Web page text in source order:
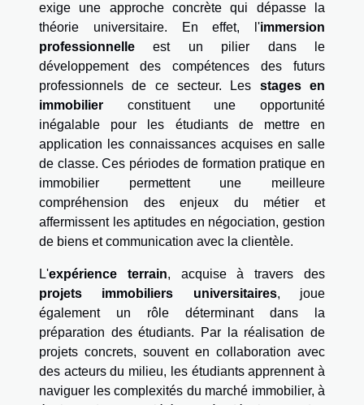
exige une approche concrète qui dépasse la
théorie universitaire. En effet, l'immersion
professionnelle est un pilier dans le
développement des compétences des futurs
professionnels de ce secteur. Les stages en
immobilier constituent une opportunité
inégalable pour les étudiants de mettre en
application les connaissances acquises en salle
de classe. Ces périodes de formation pratique en
immobilier permettent une meilleure
compréhension des enjeux du métier et
affermissent les aptitudes en négociation, gestion
de biens et communication avec la clientèle.
L'expérience terrain, acquise à travers des
projets immobiliers universitaires, joue
également un rôle déterminant dans la
préparation des étudiants. Par la réalisation de
projets concrets, souvent en collaboration avec
des acteurs du milieu, les étudiants apprennent à
naviguer les complexités du marché immobilier, à